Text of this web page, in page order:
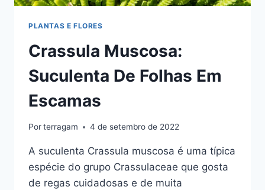
PLANTAS E FLORES
Crassula Muscosa:
Suculenta De Folhas Em
Escamas
Porterragam 4 de setembro de 2022
A suculenta Crassula muscosa é uma típica
espécie do grupo Crassulaceae que gosta
de regas cuidadosas e de muita